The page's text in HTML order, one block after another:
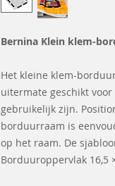
Bernina Klein klem-
Het kleine klem-
uitermate geschikt
gebruikelijk zijn.
borduurraam is
op het raam. De
Borduuroppervlak 16,5